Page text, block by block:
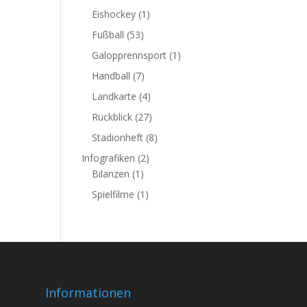
Eishockey (1)
Fußball (53)
Galopprennsport (1)
Handball (7)
Landkarte (4)
Rückblick (27)
Stadionheft (8)
Infografiken (2)
Bilanzen (1)
Spielfilme (1)
Informationen